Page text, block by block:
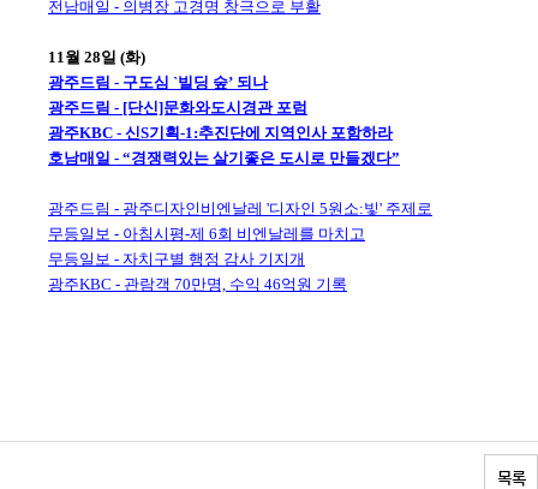
전남매일 - 의병장 고경명 창극으로 부활
11월 28일 (화)
광주드림 - 구도심 `빌딩 숲’ 되나
광주드림 - [단신]문화와도시경관 포럼
광주KBC - 신S기획-1:추진단에 지역인사 포함하라
호남매일 - “경쟁력있는 살기좋은 도시로 만들겠다”
광주드림 - 광주디자인비엔날레 '디자인 5원소:빛' 주제로
무등일보 - 아침시평-제 6회 비엔날레를 마치고
무등일보 - 자치구별 행정 감사 기지개
광주KBC - 관람객 70만명, 수익 46억원 기록
목록